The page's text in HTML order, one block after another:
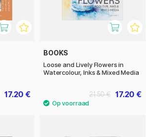
17.20 €
BOOKS
Loose and Lively Flowers in
Watercolour, Inks & Mixed Media
17.20 €
21.50 €